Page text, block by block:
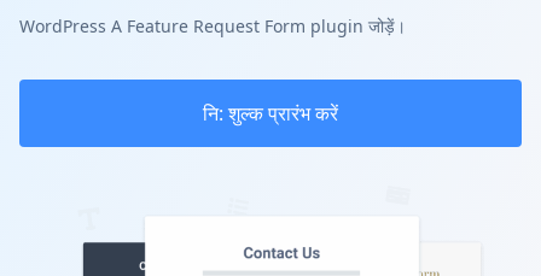
WordPress A Feature Request Form plugin जोड़ें।
नि: शुल्क प्रारंभ करें